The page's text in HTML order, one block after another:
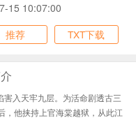
15 10:07:00
推荐 TXT下载
害入天牢九层。为活命剧透古三
，他挟持上官海棠越狱，从此江